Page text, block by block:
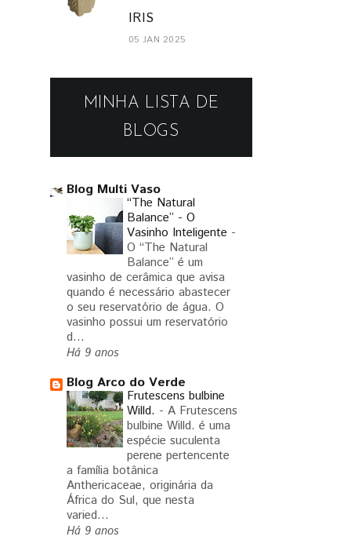
IRIS
05 JAN 2025
MINHA LISTA DE
BLOGS
Blog Multi Vaso
“The Natural
Balance” - O
Vasinho Inteligente -
O “The Natural
Balance” é um
vasinho de cerâmica que avisa
quando é necessário abastecer
o seu reservatório de água. O
vasinho possui um reservatório
d...
Há 9 anos
Blog Arco do Verde
Frutescens bulbine
Willd. - A Frutescens
bulbine Willd. é uma
espécie suculenta
perene pertencente
a família botânica
Anthericaceae, originária da
África do Sul, que nesta
varied...
Há 9 anos